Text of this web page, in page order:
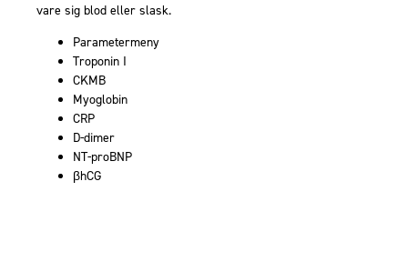
vare sig blod eller slask.
Parametermeny
Troponin I
CKMB
Myoglobin
CRP
D-dimer
NT-proBNP
βhCG